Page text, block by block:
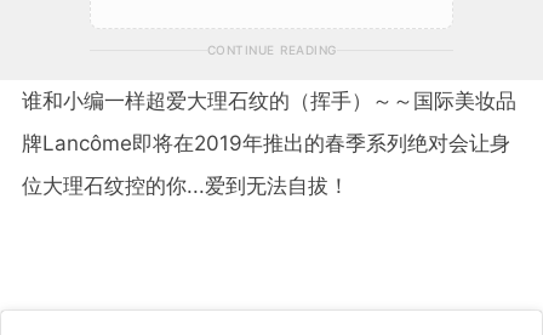
CONTINUE READING
谁和小编一样超爱大理石纹的（挥手）～～国际美妆品
牌Lancôme即将在2019年推出的春季系列绝对会让身
位大理石纹控的你...爱到无法自拔！